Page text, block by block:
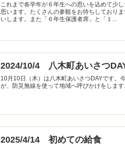
これまで各学年が６年生への思いを込めて少
思います。たくさんの参観をお待ちしており
いします。また「６年生保護者席」と「１...
2024/10/4 八木町あいさつ
10月10日（木）は八木町あいさつDAYです。
が、防災無線を使って地域へ呼びかけをしま
2025/4/14 初めての給食